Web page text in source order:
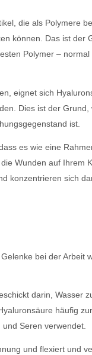
die als Polymere
können. Das ist der
Polymer –
eignet sich
Dies ist der
ist.
es wie eine
Wunden auf Ihrem
konzentrieren sich
bei der Arbeit
darin, Wasser
häufig
Seren verwendet.
und flexiert und